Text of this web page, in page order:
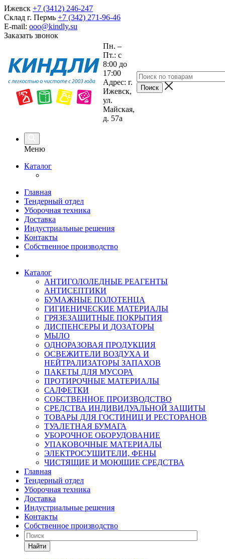
Ижевск +7 (3412) 246-247
Склад г. Пермь +7 (342) 271-96-46
E-mail: ooo@kindly.su
Заказать звонок
Пн. –
Пт.: с
8:00 до
17:00
Адрес: г.
Ижевск,
ул.
Майская,
д. 57а
Меню
Каталог
Главная
Тендерный отдел
Уборочная техника
Доставка
Индустриальные решения
Контакты
Собственное производство
Каталог
АНТИГОЛОЛЕДНЫЕ РЕАГЕНТЫ
АНТИСЕПТИКИ
БУМАЖНЫЕ ПОЛОТЕНЦА
ГИГИЕНИЧЕСКИЕ МАТЕРИАЛЫ
ГРЯЗЕЗАЩИТНЫЕ ПОКРЫТИЯ
ДИСПЕНСЕРЫ И ДОЗАТОРЫ
МЫЛО
ОДНОРАЗОВАЯ ПРОДУКЦИЯ
ОСВЕЖИТЕЛИ ВОЗДУХА И
НЕЙТРАЛИЗАТОРЫ ЗАПАХОВ
ПАКЕТЫ ДЛЯ МУСОРА
ПРОТИРОЧНЫЕ МАТЕРИАЛЫ
САЛФЕТКИ
СОБСТВЕННОЕ ПРОИЗВОДСТВО
СРЕДСТВА ИНДИВИДУАЛЬНОЙ ЗАЩИТЫ
ТОВАРЫ ДЛЯ ГОСТИНИЦ И РЕСТОРАНОВ
ТУАЛЕТНАЯ БУМАГА
УБОРОЧНОЕ ОБОРУДОВАНИЕ
УПАКОВОЧНЫЕ МАТЕРИАЛЫ
ЭЛЕКТРОСУШИТЕЛИ, ФЕНЫ
ЧИСТЯЩИЕ И МОЮЩИЕ СРЕДСТВА
Главная
Тендерный отдел
Уборочная техника
Доставка
Индустриальные решения
Контакты
Собственное производство
Найти